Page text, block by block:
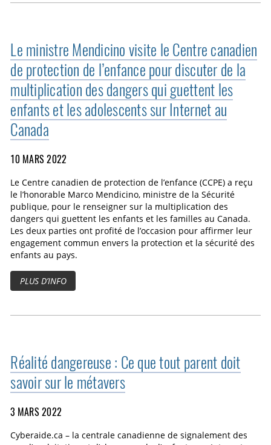
Le ministre Mendicino visite le Centre canadien
de protection de l’enfance pour discuter de la
multiplication des dangers qui guettent les
enfants et les adolescents sur Internet au
Canada
10 MARS 2022
Le Centre canadien de protection de l’enfance (CCPE) a reçu
le l’honorable Marco Mendicino, ministre de la Sécurité
publique, pour le renseigner sur la multiplication des
dangers qui guettent les enfants et les familles au Canada.
Les deux parties ont profité de l’occasion pour affirmer leur
engagement commun envers la protection et la sécurité des
enfants au pays.
PLUS D’INFO
Réalité dangereuse : Ce que tout parent doit
savoir sur le métavers
3 MARS 2022
Cyberaide.ca – la centrale canadienne de signalement des